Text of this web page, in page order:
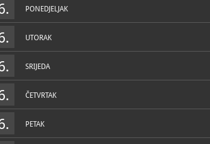
PONEDJELJAK
UTORAK
SRIJEDA
ČETVRTAK
PETAK